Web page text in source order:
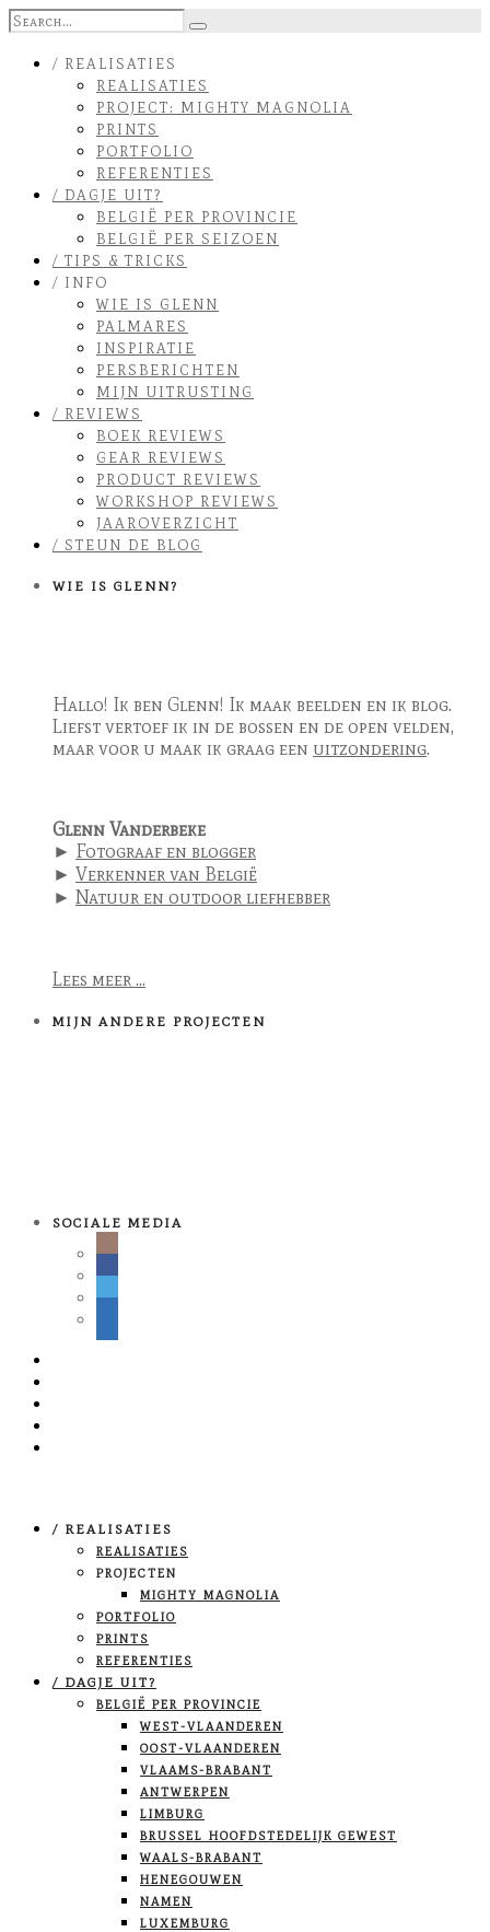
/ REALISATIES
REALISATIES
PROJECT: MIGHTY MAGNOLIA
PRINTS
PORTFOLIO
REFERENTIES
/ DAGJE UIT?
BELGIË PER PROVINCIE
BELGIË PER SEIZOEN
/ TIPS & TRICKS
/ INFO
WIE IS GLENN
PALMARES
INSPIRATIE
PERSBERICHTEN
MIJN UITRUSTING
/ REVIEWS
BOEK REVIEWS
GEAR REVIEWS
PRODUCT REVIEWS
WORKSHOP REVIEWS
JAAROVERZICHT
/ STEUN DE BLOG
WIE IS GLENN?
Hallo! Ik ben Glenn! Ik maak beelden en ik blog.
Liefst vertoef ik in de bossen en de open velden,
maar voor u maak ik graag een uitzondering.
Glenn Vanderbeke
► Fotograaf en blogger
► Verkenner van België
► Natuur en outdoor liefhebber
Lees meer ...
MIJN ANDERE PROJECTEN
SOCIALE MEDIA
/ REALISATIES
REALISATIES
PROJECTEN
MIGHTY MAGNOLIA
PORTFOLIO
PRINTS
REFERENTIES
/ DAGJE UIT?
BELGIË PER PROVINCIE
WEST-VLAANDEREN
OOST-VLAANDEREN
VLAAMS-BRABANT
ANTWERPEN
LIMBURG
BRUSSEL HOOFDSTEDELIJK GEWEST
WAALS-BRABANT
HENEGOUWEN
NAMEN
LUXEMBURG